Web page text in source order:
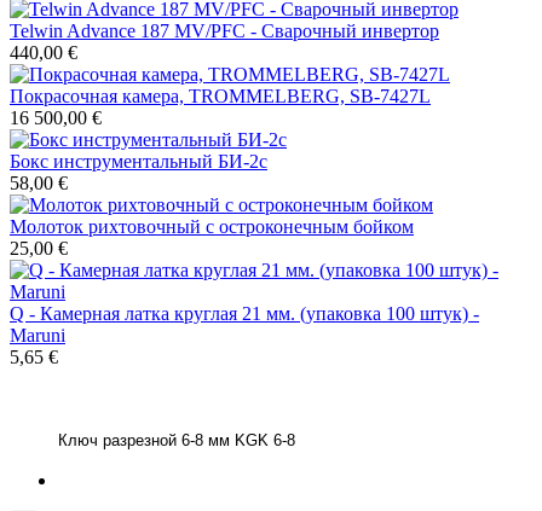
Telwin Advance 187 MV/PFC - Сварочный инвертор
440,00 €
Покрасочная камера, TROMMELBERG, SB-7427L
16 500,00 €
Бокс инструментальный БИ-2с
58,00 €
Молоток рихтовочный с остроконечным бойком
25,00 €
Q - Камерная латка круглая 21 мм. (упаковка 100 штук) -
Maruni
5,65 €
Ключ разрезной 6-8 мм KGK 6-8